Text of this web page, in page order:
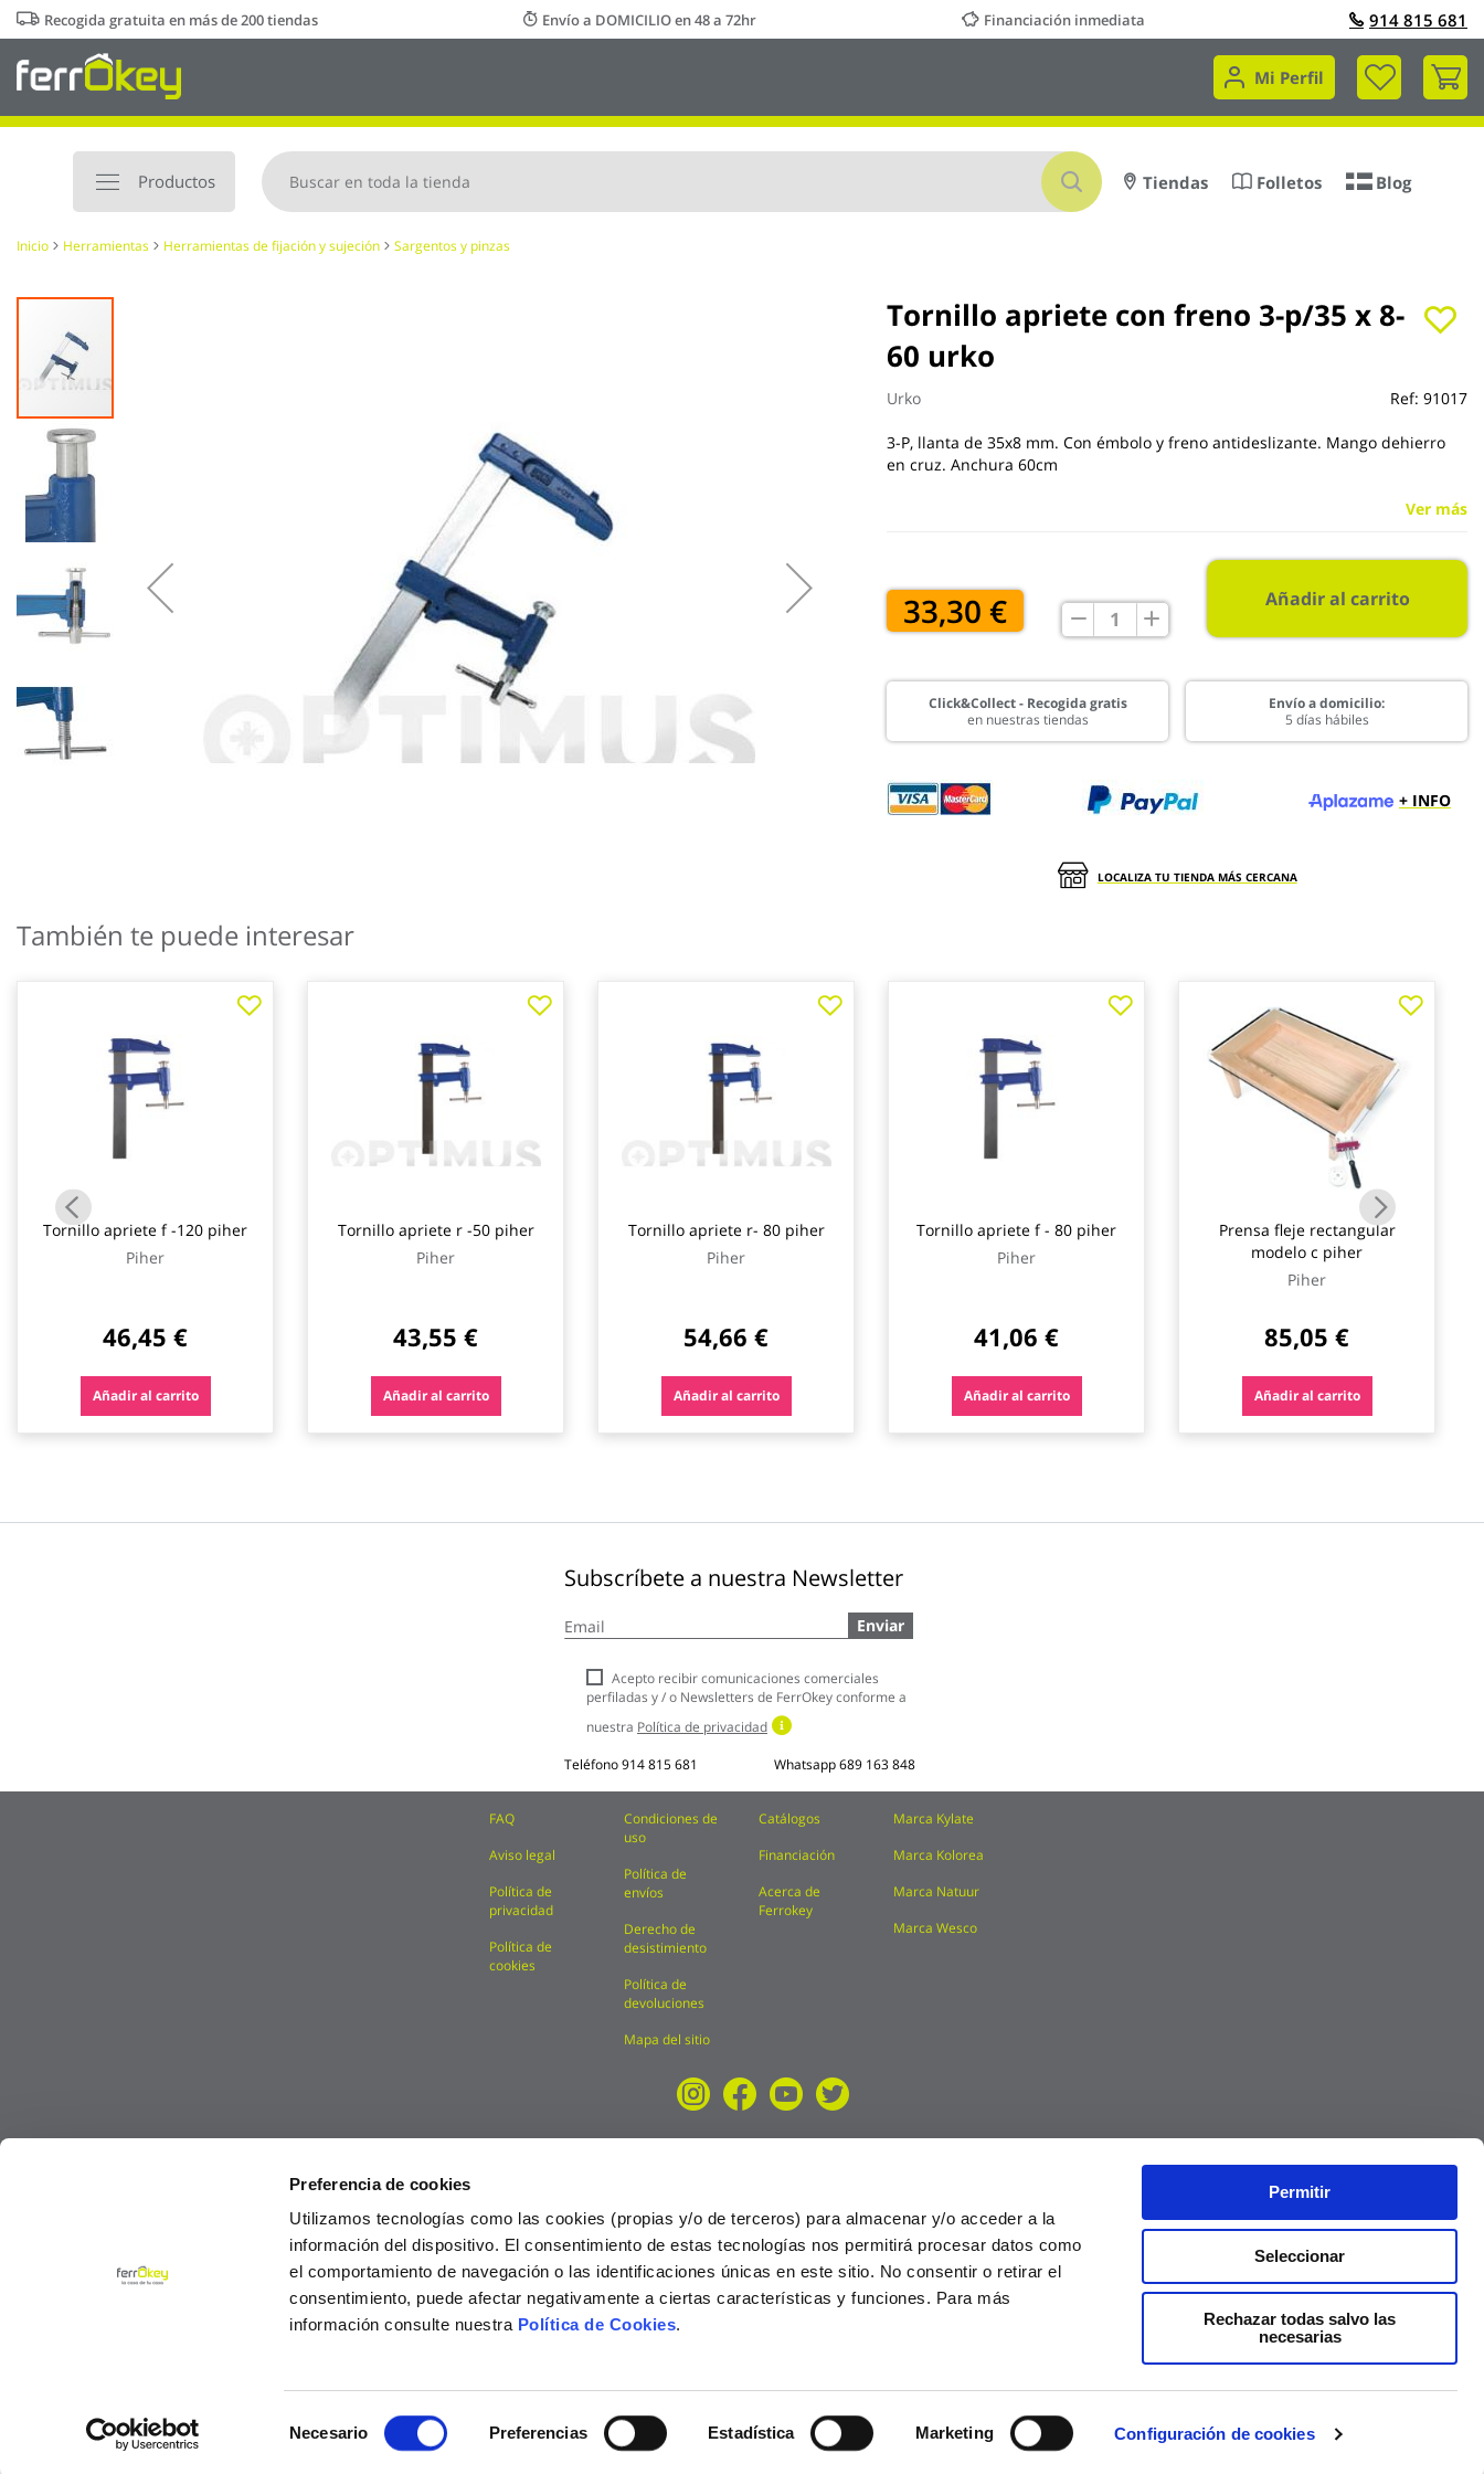
Preferencia de cookies
Utilizamos tecnologías como las cookies (propias y/o de terceros) para almacenar y/o acceder a la
información del dispositivo. El consentimiento de estas tecnologías nos permitirá procesar datos como
el comportamiento de navegación o las identificaciones únicas en este sitio. No consentir o retirar el
consentimiento, puede afectar negativamente a ciertas características y funciones. Para más
información consulte nuestra Política de Cookies.
Necesario Preferencias Estadística Marketing Configuración de cookies
Permitir
Seleccionar
Rechazar todas salvo las
necesarias
Ir
al
contenido
Recogida gratuita en más de 200 tiendas Envío a DOMICILIO en 48 a 72hr Financiación inmediata 914 815 681
Mi Perfil
Mi
Productos
Buscar
Tiendas Folletos Blog
Inicio Herramientas Herramientas de fijación y sujeción Sargentos y pinzas
Tornillo apriete con freno 3-p/35 x 8-
60 urko
Urko Ref: 91017
3-P, llanta de 35x8 mm. Con émbolo y freno antideslizante. Mango dehierro
en cruz. Anchura 60cm
Ver más
33,30 € Añadir al carrito
Click&Collect - Recogida gratis
en nuestras tiendas
Envío a domicilio:
5 días hábiles
+ INFO
LOCALIZA TU TIENDA MÁS CERCANA
Saltar
galería
comienzo
También te puede interesar
Tornillo apriete f -120 piher
Piher
46,45 €
Añadir al carrito
Tornillo apriete r -50 piher
Piher
43,55 €
Añadir al carrito
Tornillo apriete r- 80 piher
Piher
54,66 €
Añadir al carrito
Tornillo apriete f - 80 piher
Piher
41,06 €
Añadir al carrito
Prensa fleje rectangular
modelo c piher
Piher
85,05 €
Añadir al carrito
Subscríbete a nuestra Newsletter
a
boletín
noticias:
Enviar
Acepto recibir comunicaciones comerciales
perfiladas y / o Newsletters de FerrOkey conforme a
nuestra Política de privacidad
Teléfono914 815 681 Whatsapp689 163 848
FAQ
Aviso legal
Política de
privacidad
Política de
cookies
Condiciones de
uso
Política de
envíos
Derecho de
desistimiento
Política de
devoluciones
Mapa del sitio
Catálogos
Financiación
Acerca de
Ferrokey
Marca Kylate
Marca Kolorea
Marca Natuur
Marca Wesco
© Ferrokey todos los derechos reservados 2025 Precios válidos solo en la web, no en tienda